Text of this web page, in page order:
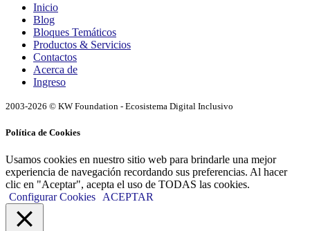
Inicio
Blog
Bloques Temáticos
Productos & Servicios
Contactos
Acerca de
Ingreso
2003-2026 © KW Foundation - Ecosistema Digital Inclusivo
Política de Cookies
Usamos cookies en nuestro sitio web para brindarle una mejor
experiencia de navegación recordando sus preferencias. Al hacer
clic en "Aceptar", acepta el uso de TODAS las cookies.
Configurar Cookies
ACEPTAR